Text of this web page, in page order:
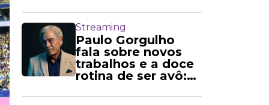
Streaming
Paulo Gorgulho
fala sobre novos
trabalhos e a doce
rotina de ser avô: